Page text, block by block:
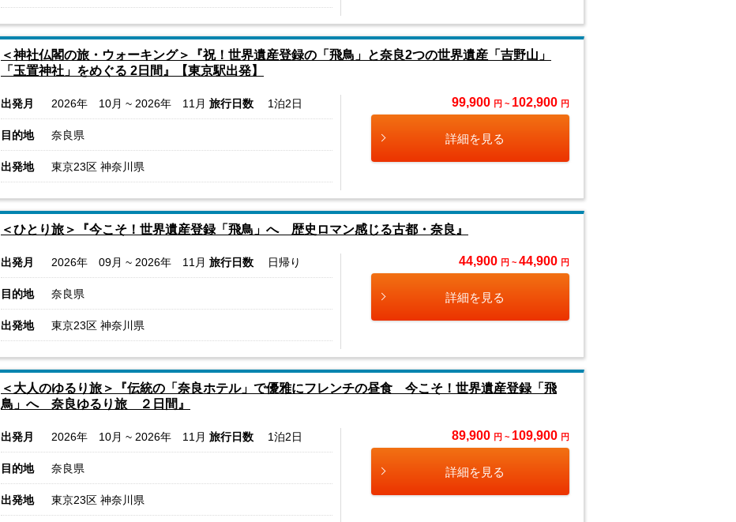
＜神社仏閣の旅・ウォーキング＞『祝！世界遺産登録の「飛鳥」と奈良2つの世界遺産「吉野山」
「玉置神社」をめぐる 2日間』【東京駅出発】
出発月 2026年 10月 ~ 2026年 11月 旅行日数 1泊2日
目的地 奈良県
出発地 東京23区 神奈川県
99,900 円 ~ 102,900 円
詳細を見る
＜ひとり旅＞『今こそ！世界遺産登録「飛鳥」へ 歴史ロマン感じる古都・奈良』
出発月 2026年 09月 ~ 2026年 11月 旅行日数 日帰り
目的地 奈良県
出発地 東京23区 神奈川県
44,900 円 ~ 44,900 円
詳細を見る
＜大人のゆるり旅＞『伝統の「奈良ホテル」で優雅にフレンチの昼食 今こそ！世界遺産登録「飛
鳥」へ 奈良ゆるり旅 ２日間』
出発月 2026年 10月 ~ 2026年 11月 旅行日数 1泊2日
目的地 奈良県
出発地 東京23区 神奈川県
89,900 円 ~ 109,900 円
詳細を見る